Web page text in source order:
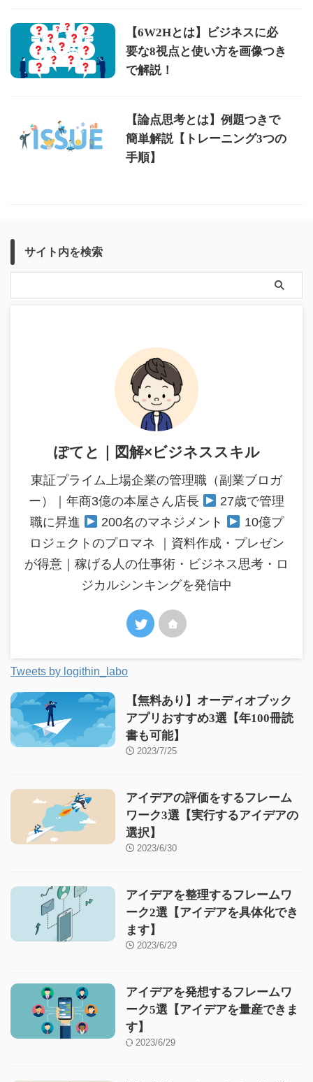
【6W2Hとは】ビジネスに必
要な8視点と使い方を画像つき
で解説！
【論点思考とは】例題つきで
簡単解説【トレーニング3つの
手順】
サイト内を検索
ぽてと｜図解×ビジネススキル
東証プライム上場企業の管理職（副業ブロガ
ー）｜年商3億の本屋さん店長
27歳で管理
職に昇進
200名のマネジメント
10億プ
ロジェクトのプロマネ ｜資料作成・プレゼン
が得意｜稼げる人の仕事術・ビジネス思考・ロ
ジカルシンキングを発信中
Tweets by logithin_labo
【無料あり】オーディオブック
アプリおすすめ3選【年100冊読
書も可能】
2023/7/25
アイデアの評価をするフレーム
ワーク3選【実行するアイデアの
選択】
2023/6/30
アイデアを整理するフレームワ
ーク2選【アイデアを具体化でき
ます】
2023/6/29
アイデアを発想するフレームワ
ーク5選【アイデアを量産できま
す】
2023/6/29